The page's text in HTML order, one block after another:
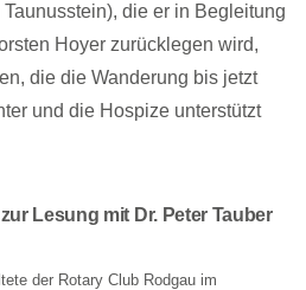
die er in Begleitung
Hoyer zurücklegen wird,
die die Wanderung bis jetzt
und die Hospize unterstützt
Lesung mit Dr. Peter Tauber
der Rotary Club Rodgau im